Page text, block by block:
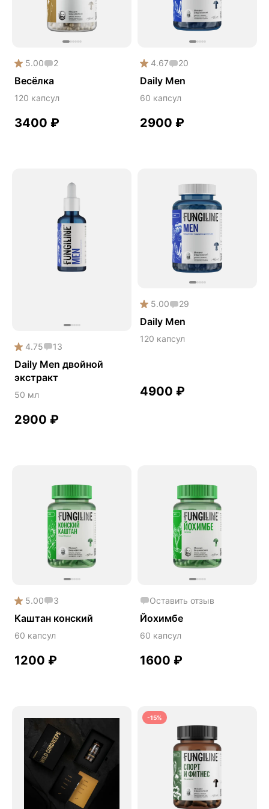
Дикий ямс
Для волос
Зависимости
Здоровая микробиота
Здоровые суставы
Здоровый микробиом
Здоровье легких
Каштан конский
Китайский кордицепс
Кордицепс
Косметика
Косметика Myco
Крепкие кости
Мужское здоровье
Наборы
Натуральный антибиотик
Онколинейка
Острое зрение
Память
Пробиотики Психобиом
Продуктивность
Противовирусное
Противовоспалительное
Расторопша
5.00 2
Весёлка
120 капсул
3400 ₽
4.67 20
Daily Men
60 капсул
2900 ₽
4.75 13
Daily Men двойной
экстракт
50 мл
2900 ₽
5.00 29
Daily Men
120 капсул
4900 ₽
5.00 3
Каштан конский
60 капсул
1200 ₽
Оставить отзыв
Йохимбе
60 капсул
1600 ₽
-15%